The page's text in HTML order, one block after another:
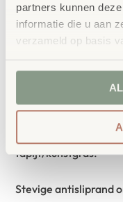
partners kunnen
informatie die u aan
verzameld op basis
zorgen voor extra
alleen fysieke
Speelplatform
12cm is de lengte
mooie moderne
tapijt/kunstgras.
Stevige antisliprand